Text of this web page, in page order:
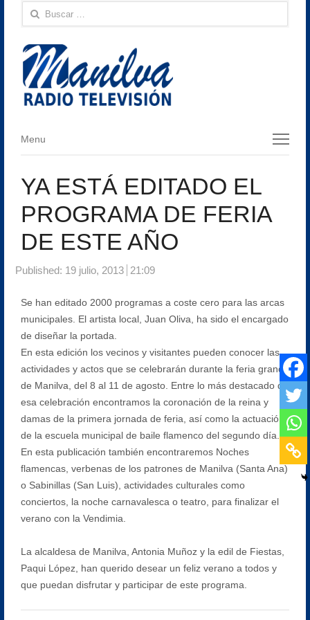
Buscar:
Menu
Menu
YA ESTÁ EDITADO EL
PROGRAMA DE FERIA
DE ESTE AÑO
Published: 19 julio, 2013 21:09
Se han editado 2000 programas a coste cero para las arcas
municipales. El artista local, Juan Oliva, ha sido el encargado
de diseñar la portada.
En esta edición los vecinos y visitantes pueden conocer las
actividades y actos que se celebrarán durante la feria grande
de Manilva, del 8 al 11 de agosto. Entre lo más destacado de
esa celebración encontramos la coronación de la reina y
damas de la primera jornada de feria, así como la actuación
de la escuela municipal de baile flamenco del segundo día.
En esta publicación también encontraremos Noches
flamencas, verbenas de los patrones de Manilva (Santa Ana)
o Sabinillas (San Luis), actividades culturales como
conciertos, la noche carnavalesca o teatro, para finalizar el
verano con la Vendimia.
La alcaldesa de Manilva, Antonia Muñoz y la edil de Fiestas,
Paqui López, han querido desear un feliz verano a todos y
que puedan disfrutar y participar de este programa.